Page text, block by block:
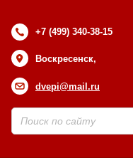
+7 (499) 340-38-15
Воскресенск,
dvepi@mail.ru